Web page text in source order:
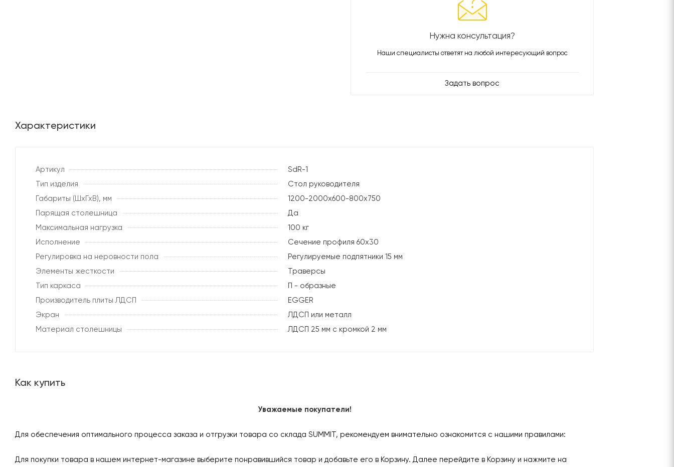
Нужна консультация?
Наши специалисты ответят на любой интересующий вопрос
Задать вопрос
Характеристики
Артикул
SdR-1
Тип изделия
Стол руководителя
Габариты (ШхГхВ), мм
1200-2000х600-800х750
Парящая столешница
Да
Максимальная нагрузка
100 кг
Исполнение
Сечение профиля 60х30
Регулировка на неровности пола
Регулируемые подпятники 15 мм
Элементы жесткости
Траверсы
Тип каркаса
П - образные
Производитель плиты ЛДСП
EGGER
Экран
ЛДСП или металл
Материал столешницы
ЛДСП 25 мм с кромкой 2 мм
Как купить
Уважаемые покупатели!
Для обеспечения оптимального процесса заказа и отгрузки товара со склада SUMMIT, рекомендуем внимательно ознакомится с нашими правилами:
Для покупки товара в нашем интернет-магазине выберите понравившийся товар и добавьте его в Корзину. Далее перейдите в Корзину и нажмите на